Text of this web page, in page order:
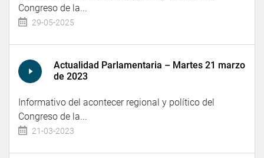
Congreso de la...
29-05-2025
Actualidad Parlamentaria – Martes 21 marzo
de 2023
Informativo del acontecer regional y político del
Congreso de la...
21-03-2023